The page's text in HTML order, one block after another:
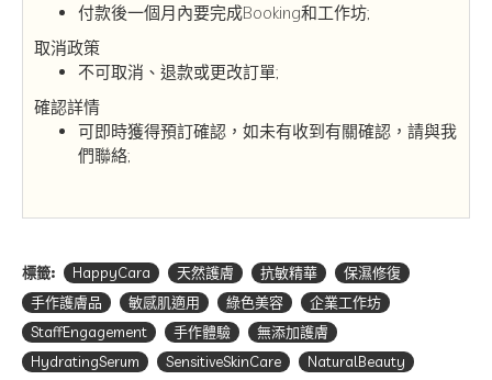
付款後一個月內要完成Booking和工作坊;
取消政策
不可取消、退款或更改訂單;
確認詳情
可即時獲得預訂確認，如未有收到有關確認，請與我
們聯絡;
標籤: HappyCara 天然護膚 抗敏精華
保濕修復
手作護膚品
敏感肌適用 綠色美容
企業工作坊
StaffEngagement
手作體驗
無添加護膚
HydratingSerum
SensitiveSkinCare
NaturalBeauty